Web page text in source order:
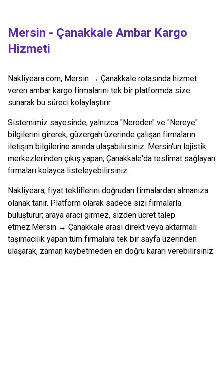
Mersin - Çanakkale Ambar Kargo
Hizmeti
Nakliyeara.com, Mersin → Çanakkale rotasında hizmet
veren ambar kargo firmalarını tek bir platformda size
sunarak bu süreci kolaylaştırır.
Sistemimiz sayesinde, yalnızca "Nereden" ve "Nereye"
bilgilerini girerek, güzergah üzerinde çalışan firmaların
iletişim bilgilerine anında ulaşabilirsiniz. Mersin'un lojistik
merkezlerinden çıkış yapan; Çanakkale'da teslimat sağlayan
firmaları kolayca listeleyebilirsiniz.
Nakliyeara, fiyat tekliflerini doğrudan firmalardan almanıza
olanak tanır. Platform olarak sadece sizi firmalarla
buluşturur; araya aracı girmez, sizden ücret talep
etmez.Mersin → Çanakkale arası direkt veya aktarmalı
taşımacılık yapan tüm firmalara tek bir sayfa üzerinden
ulaşarak, zaman kaybetmeden en doğru kararı verebilirsiniz.